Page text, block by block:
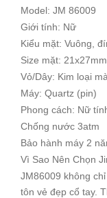
Model: JM 86009
Giới tính: Nữ
Kiểu mặt: Vuông,
Size mặt:
Vỏ/Dây: Kim loại
Máy: Quartz (pin)
Phong cách: Nữ
Chống nước 3atm
Bảo hành máy 2
Vì Sao Nên Chọn
JM86009 không
tôn vẻ đẹp cổ tay.